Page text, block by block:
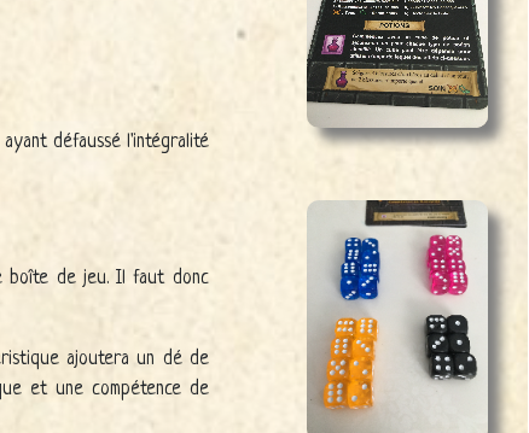
défaussé l'intégralité
boîte de jeu. Il faut donc
ajoutera un dé de
et une compétence de